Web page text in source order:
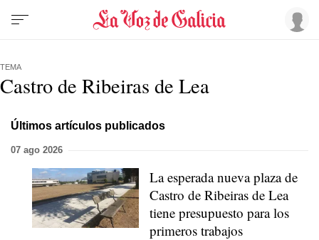
TEMA
Castro de Ribeiras de Lea
Últimos artículos publicados
07 ago 2026
La esperada nueva plaza de
Castro de Ribeiras de Lea
tiene presupuesto para los
primeros trabajos